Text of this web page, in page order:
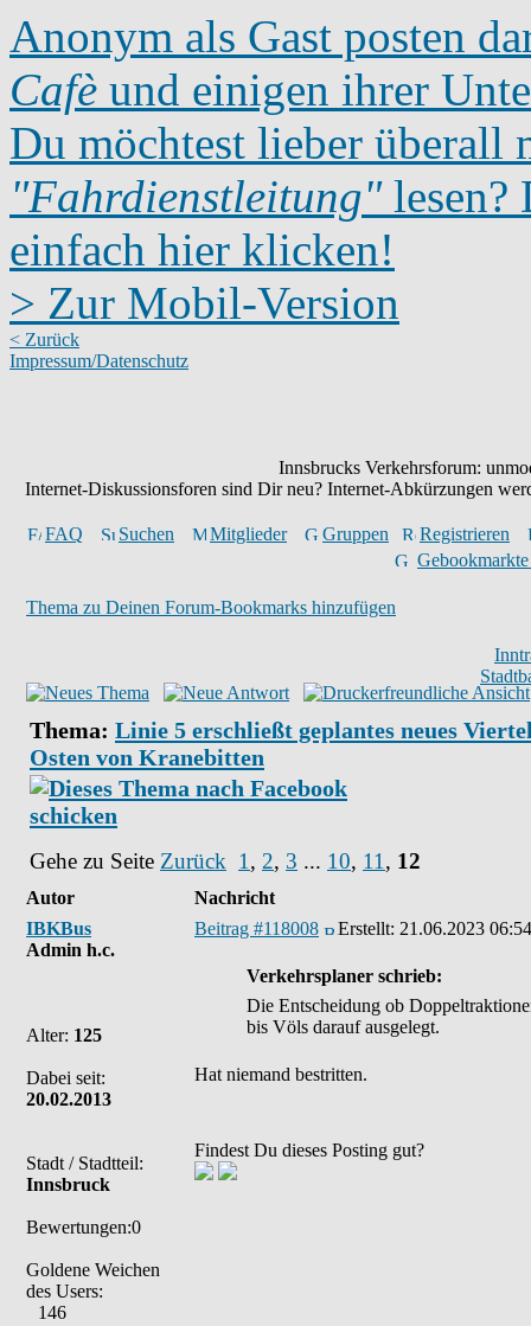
Anonym als Gast posten
Cafè und einigen ihrer
Du möchtest lieber überall
"Fahrdienstleitung"lesen?
einfach hier klicken!
> Zur Mobil-Version
< Zurück
Impressum/Datenschutz
Innsbrucks Verkehrsforum:
Internet-Diskussionsforen sind Dir neu? Internet-Abkürzungen
FAQ Suchen Mitglieder Gruppen
Registrieren
Thema zu Deinen Forum-Bookmarks hinzufügen
Thema: Linie 5 erschließt geplantes neues
Osten von Kranebitten
Gehe zu Seite Zurück 1 , 2, 3 ... 10, 11 , 12
Autor
Nachricht
IBKBus
Admin h.c.
Alter: 125
Dabei seit:
20.02.2013
Stadt / Stadtteil:
Innsbruck
Bewertungen:0
Goldene Weichen
des Users:
146
Beitrag #118008 Erstellt: 21.06.2023 06:54
Verkehrsplaner schrieb:
Die Entscheidung ob
bis Völs darauf ausgelegt.
Hat niemand bestritten.
Findest Du dieses Posting gut?